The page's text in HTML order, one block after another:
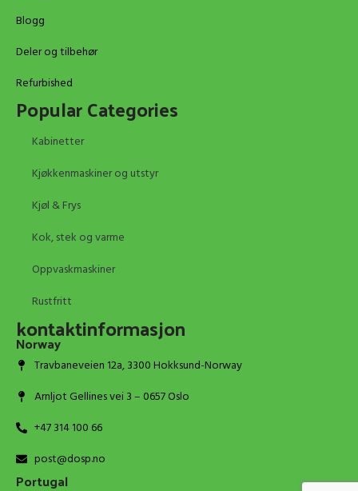
Blogg
Deler og tilbehør
Refurbished
Popular Categories
Kabinetter
Kjøkkenmaskiner og utstyr
Kjøl & Frys
Kok, stek og varme
Oppvaskmaskiner
Rustfritt
kontaktinformasjon
Norway
Travbaneveien 12a, 3300 Hokksund-Norway
Arnljot Gellines vei 3 – 0657 Oslo
+47 314 100 66
post@dosp.no
Portugal